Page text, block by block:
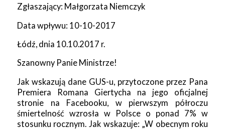
Zgłaszający: Małgorzata Niemczyk
Data wpływu: 10-10-2017
Łódź, dnia 10.10.2017 r.
Szanowny Panie Ministrze!
Jak wskazują dane GUS-u, przytoczone przez Pana
Premiera Romana Giertycha na jego oficjalnej
stronie na Facebooku, w pierwszym półroczu
śmiertelność wzrosła w Polsce o ponad 7% w
stosunku rocznym. Jak wskazuje: „W obecnym roku